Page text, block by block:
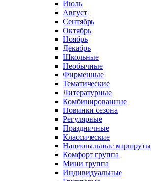
Июль
Август
Сентябрь
Октябрь
Ноябрь
Декабрь
Школьные
Необычные
Фирменные
Тематические
Литературные
Комбинированные
Новинки сезона
Регулярные
Праздничные
Классические
Национальные маршруты
Комфорт группа
Мини группа
Индивидуальные